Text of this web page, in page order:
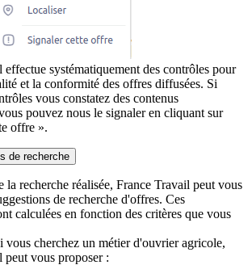
effectue systématiquement des contrôles pour
et la conformité des offres diffusées. Si
vous constatez des contenus
pouvez nous le signaler en cliquant sur
offre ».
de recherche
la recherche réalisée, France Travail peut vous
de recherche d'offres. Ces
calculées en fonction des critères que vous
vous cherchez un métier d'ouvrier agricole,
peut vous proposer :